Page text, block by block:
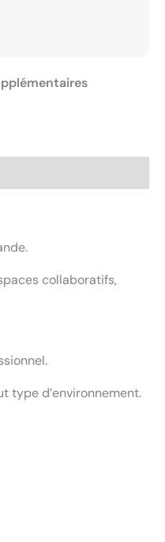
collaboratifs,
type d’environnement.